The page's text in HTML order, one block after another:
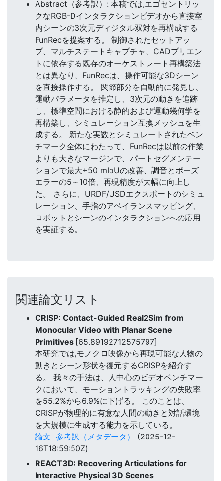
Abstract（参考訳）: 本稿では,エゴセントリッ
クなRGB-Dインタラクションビデオから直接室
内シーンの3次元ディジタル双対を再構成する
FunRecを提案する。 制御されたセットアッ
プ、マルチステートキャプチャ、CADプリエン
トに依存する既存のオーケストレート再構築法
とは異なり、FunRecは、操作可能な3Dシーン
を直接操作する。 関節部分を自動的に発見し、
運動パラメータを推定し、3次元の動きを追跡
し、標準空間における静的および運動幾何学を
再構築し、シミュレーション互換メッシュを生
成する。 新たな実数とシミュレートされたベン
チマーク全体にわたって、FunRecは以前の作業
よりも大きなマージンで、パートセグメンテー
ションで最大+50 mIoUの改善、調音とポーズ
エラーの5～10倍、再現精度が大幅に向上し
た。 さらに、URDF/USDエクスポートのシミュ
レーション、手指のアベイランスマッピング、
ロボットとシーンのインタラクションへの応用
を実証する。
関連論文リスト
CRISP: Contact-Guided Real2Sim from
Monocular Video with Planar Scene
Primitives [65.89192712575797]
本研究では,モノクロ映像から再現可能な人物の
動きとシーン形状を復元するCRISPを紹介す
る。 我々の手法は、人中心のビデオベンチマー
クにおいて、モーショントラッキングの失敗率
を55.2%から6.9%に下げる。 このことは、
CRISPが物理的に有意な人間の動きと対話環境
を大規模に生成する能力を示している。
論文 参考訳（メタデータ）
(2025-12-
16T18:59:50Z)
REACT3D: Recovering Articulations for
Interactive Physical 3D Scenes